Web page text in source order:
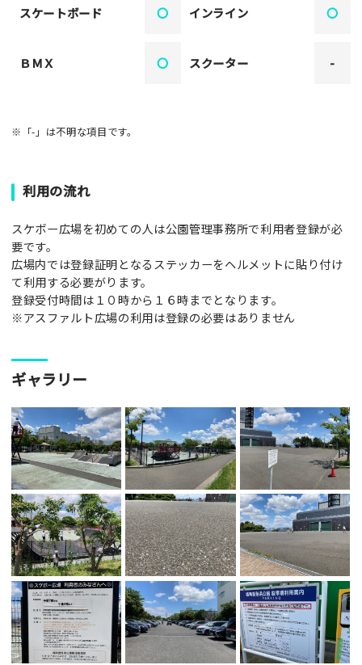
スケートボード 〇 インライン 〇
ＢＭＸ 〇 スクーター -
※「-」は不明な項目です。
利用の流れ
スケボー広場を初めての人は公園管理事務所で利用者登録が必
要です。
広場内では登録証明となるステッカーをヘルメットに貼り付け
て利用する必要がります。
登録受付時間は１０時から１６時までとなります。
※アスファルト広場の利用は登録の必要はありません
ギャラリー